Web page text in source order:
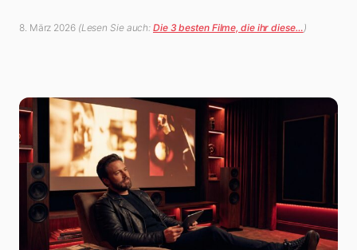
8. März 2026 (Lesen Sie auch:Die 3 besten Filme, die ihr diese…)